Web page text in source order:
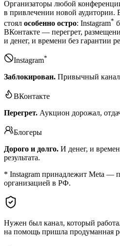
Организаторы любой
в привлечении новой аудитории.
стоял особенно остро: Instagram*
ВКонтакте — перегрет,
и денег, и времени без гарантии
Instagram*
Заблокирован. Привычный канал
ВКонтакте
Перегрет. Аукцион дорожал,
Блогеры
Дорого и долго. И денег, и
результата.
* Instagram принадлежит Meta —
организацией в РФ.
Нужен был канал, который
на помощь пришла продуманная